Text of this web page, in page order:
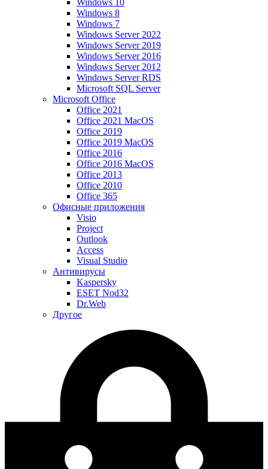
Windows 10
Windows 8
Windows 7
Windows Server 2022
Windows Server 2019
Windows Server 2016
Windows Server 2012
Windows Server RDS
Microsoft SQL Server
Microsoft Office
Office 2021
Office 2021 MacOS
Office 2019
Office 2019 MacOS
Office 2016
Office 2016 MacOS
Office 2013
Office 2010
Office 365
Офисные приложения
Visio
Project
Outlook
Access
Visual Studio
Антивирусы
Kaspersky
ESET Nod32
Dr.Web
Другое